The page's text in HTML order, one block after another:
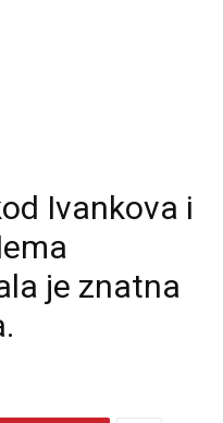
Ivankova i
je znatna